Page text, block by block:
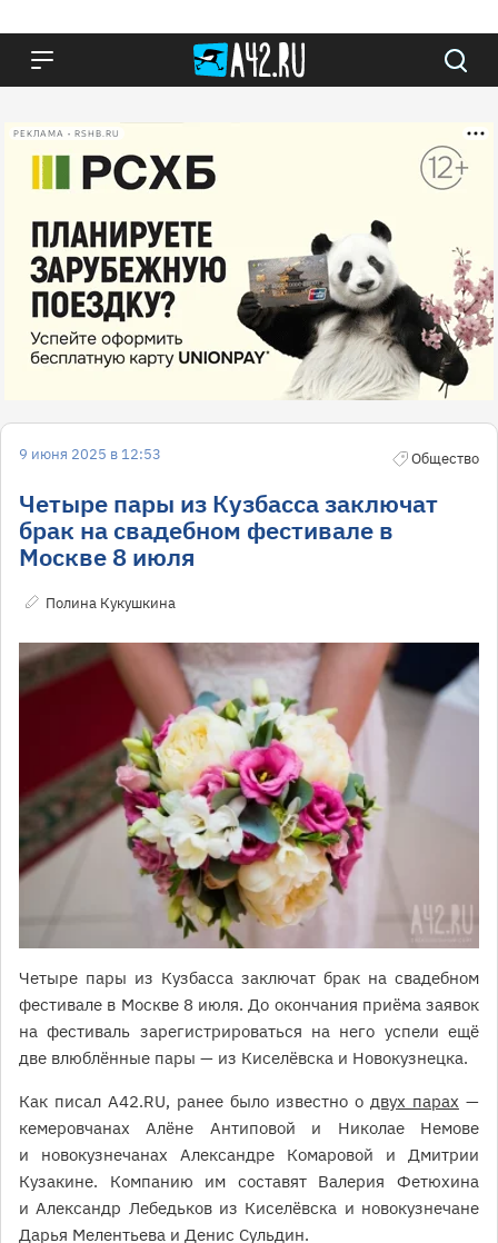
РЕКЛАМА • RSHB.RU
9 июня 2025 в 12:53 Общество
Четыре пары из Кузбасса заключат
брак на свадебном фестивале в
Москве 8 июля
Полина Кукушкина
Четыре пары из Кузбасса заключат брак на свадебном
фестивале в Москве 8 июля. До окончания приёма заявок
на фестиваль зарегистрироваться на него успели ещё
две влюблённые пары — из Киселёвска и Новокузнецка.
Как писал A42.RU, ранее было известно о двух парах —
кемеровчанах Алёне Антиповой и Николае Немове
и новокузнечанах Александре Комаровой и Дмитрии
Кузакине. Компанию им составят Валерия Фетюхина
и Александр Лебедьков из Киселёвска и новокузнечане
Дарья Мелентьева и Денис Сульдин.